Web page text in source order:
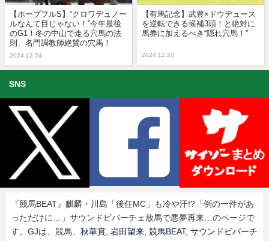
【ホープフルS】“クロワデュノー
ルなんて目じゃない！”今年最後
のG1！冬の中山で走る穴馬の法
則、名門調教師絶賛の穴馬！
2024.12.24
【有馬記念】武豊×ドウデュース
を逆転できる候補3頭！と絶対に
馬券に加えるべき“隠れ穴馬！”
2024.12.20
SNS
『競馬BEAT』麒麟・川島「後任MC」も冷や汗!?「例の一件があ
っただけに…」サウンドビバーチェ放馬で悪夢再来…のページで
す。GJは、競馬、 秋華賞 岩田望来 競馬BEAT, サウンドビバーチ